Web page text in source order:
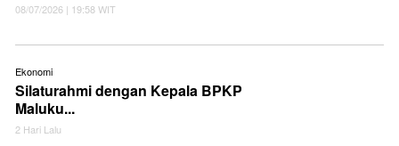
08/07/2026 | 19:58 WIT
Ekonomi
Silaturahmi dengan Kepala BPKP
Maluku...
2 Hari Lalu